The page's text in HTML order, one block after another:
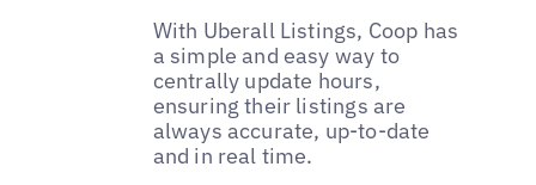
With Uberall Listings, Coop has
a simple and easy way to
centrally update hours,
ensuring their listings are
always accurate, up-to-date
and in real time.